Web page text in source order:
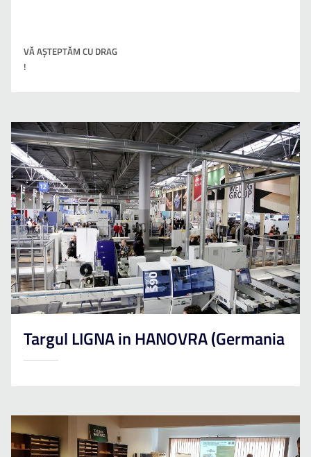
VĂ AŞTEPTĂM CU DRAG
!
Targul LIGNA in HANOVRA (Germania